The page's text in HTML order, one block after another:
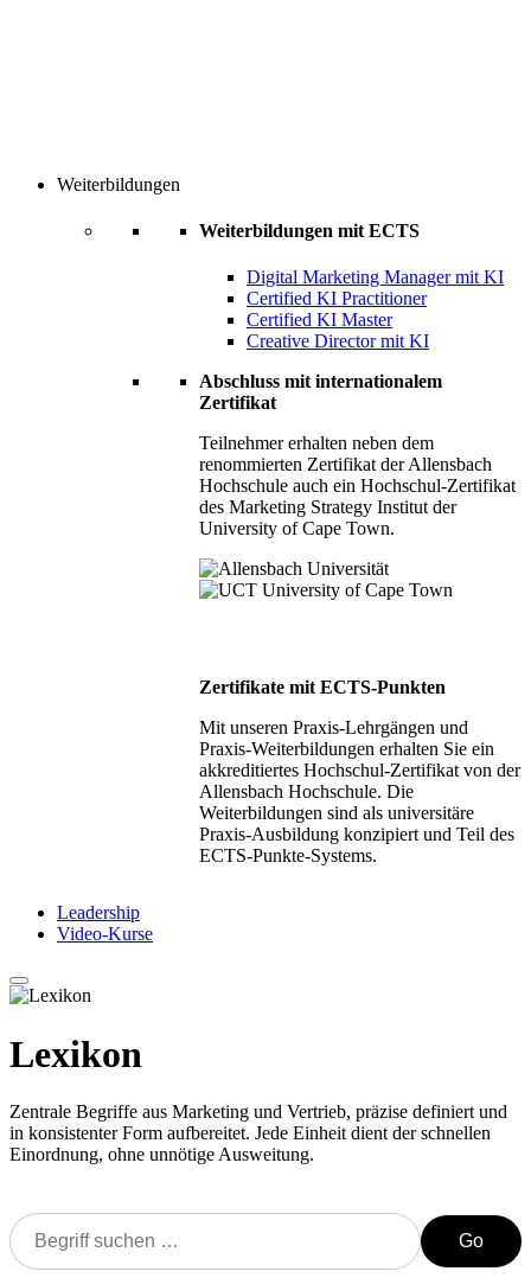
Weiterbildungen
Weiterbildungen mit ECTS
Digital Marketing Manager mit KI
Certified KI Practitioner
Certified KI Master
Creative Director mit KI
Abschluss mit internationalem
Zertifikat
Teilnehmer erhalten neben dem
renommierten Zertifikat der Allensbach
Hochschule auch ein Hochschul-Zertifikat
des Marketing Strategy Institut der
University of Cape Town.
Zertifikate mit ECTS-Punkten
Mit unseren Praxis-Lehrgängen und
Praxis-Weiterbildungen erhalten Sie ein
akkreditiertes Hochschul-Zertifikat von der
Allensbach Hochschule. Die
Weiterbildungen sind als universitäre
Praxis-Ausbildung konzipiert und Teil des
ECTS-Punkte-Systems.
Leadership
Video-Kurse
Lexikon
Zentrale Begriffe aus Marketing und Vertrieb, präzise definiert und
in konsistenter Form aufbereitet. Jede Einheit dient der schnellen
Einordnung, ohne unnötige Ausweitung.
Go